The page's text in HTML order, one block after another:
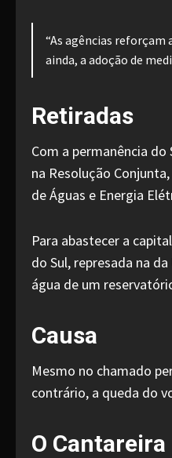
“As agências reforçam
ainda, a adoção de
Retiradas
Com a permanência
na Resolução
de Águas e Energia
Para abastecer a
do Sul, represada na
água de um
Causa
Mesmo no chamado
contrário, a queda do
O Cantareira